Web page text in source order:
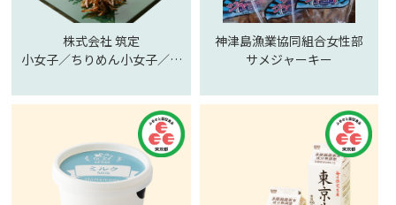
株式会社 筑定
小女子／ちりめん小女子／あ
煮／いかあられ／三色昆布／
たら子佃煮／たら子昆布／か
神津島漁業協同組合女性部
サメジャーキー